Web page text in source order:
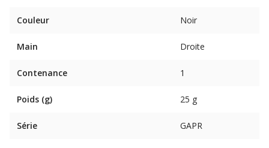
Couleur Noir
Main Droite
Contenance 1
Poids (g) 25 g
Série GAPR